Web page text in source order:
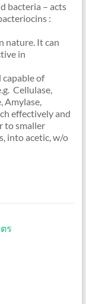
bacteria – acts
:
nature. It can
in
of
Cellulase,
Amylase,
effectively and
to smaller
into acetic, w/o
ร